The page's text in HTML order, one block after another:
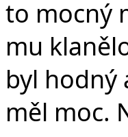
to mocný
mu
byl hodný
měl moc.